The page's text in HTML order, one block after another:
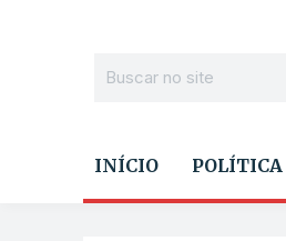
INÍCIO POLÍTICA